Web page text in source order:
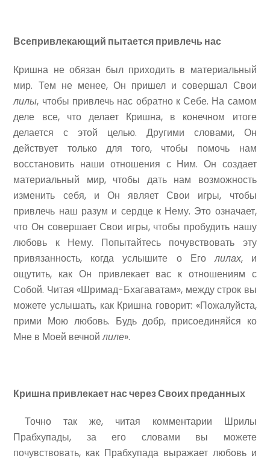
Всепривлекающий пытается привлечь нас
Кришна не обязан был приходить в материальный
мир. Тем не менее, Он пришел и совершал Свои
лилы, чтобы привлечь нас обратно к Себе. На самом
деле все, что делает Кришна, в конечном итоге
делается с этой целью. Другими словами, Он
действует только для того, чтобы помочь нам
восстановить наши отношения с Ним. Он создает
материальный мир, чтобы дать нам возможность
изменить себя, и Он являет Свои игры, чтобы
привлечь наш разум и сердце к Нему. Это означает,
что Он совершает Свои игры, чтобы пробудить нашу
любовь к Нему. Попытайтесь почувствовать эту
привязанность, когда услышите о Еголилах, и
ощутить, как Он привлекает вас к отношениям с
Собой. Читая «Шримад-Бхагаватам», между строк вы
можете услышать, как Кришна говорит: «Пожалуйста,
прими Мою любовь. Будь добр, присоединяйся ко
Мне в Моей вечнойлиле».
Кришна привлекает нас через Своих преданных
Точно так же, читая комментарии Шрилы
Прабхупады, за его словами вы можете
почувствовать, как Прабхупада выражает любовь и